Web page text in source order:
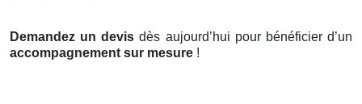
Demandez un devis dès aujourd’hui pour bénéficier d’un
accompagnement sur mesure !